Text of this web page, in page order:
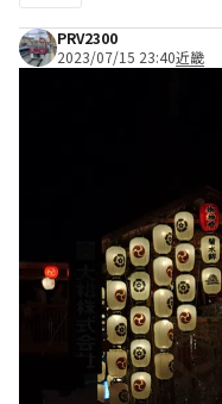
PRV2300
2023/07/15 23:40近畿